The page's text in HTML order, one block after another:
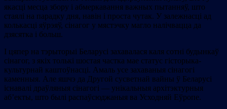
якасці месца збору і абмеркавання важных пытанняў, што
стаялі на парадку дня, навін і проста чутак. У залежнасці ад
колькасці яўрэяў, сінагог у мястэчку магло налічвацца да
дзясятка і больш.
І цяпер на тэрыторыі Беларусі захавалася каля сотні будынкаў
сінагог, з якіх толькі шостая частка мае статус гісторыка-
культурнай каштоўнасці. Амаль усе захаваныя сінагогі
каменныя. Але яшчэ да Другой сусветнай вайны ў Беларусі
існавалі драўляныя сінагогі — унікальныя архітэктурныя
аб’екты, што былі распаўсюджаныя ва Усходняй Еўропе.